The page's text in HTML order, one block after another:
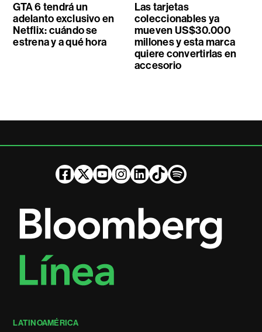
GTA 6 tendrá un
adelanto exclusivo en
Netflix: cuándo se
estrena y a qué hora
Las tarjetas
coleccionables ya
mueven US$30.000
millones y esta marca
quiere convertirlas en
accesorio
LATINOAMÉRICA